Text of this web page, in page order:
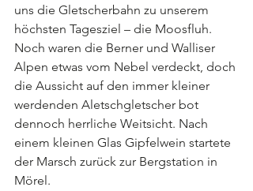
uns die Gletscherbahn zu unserem
höchsten Tagesziel – die Moosfluh.
Noch waren die Berner und Walliser
Alpen etwas vom Nebel verdeckt, doch
die Aussicht auf den immer kleiner
werdenden Aletschgletscher bot
dennoch herrliche Weitsicht. Nach
einem kleinen Glas Gipfelwein startete
der Marsch zurück zur Bergstation in
Mörel.